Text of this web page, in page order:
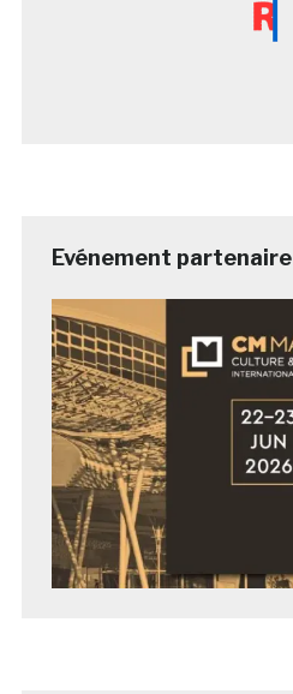
Evénement partenaire